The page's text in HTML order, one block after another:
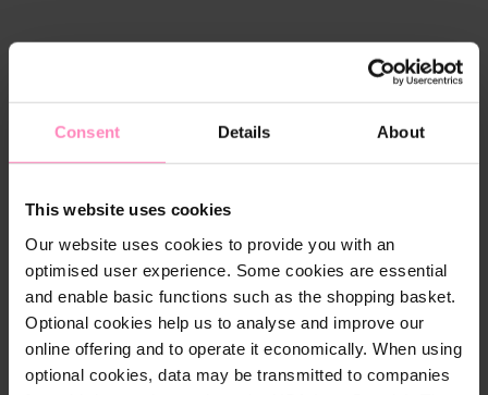
Consent Details About
This website uses cookies
Our website uses cookies to provide you with an
optimised user experience. Some cookies are essential
and enable basic functions such as the shopping basket.
Optional cookies help us to analyse and improve our
online offering and to operate it economically. When using
optional cookies, data may be transmitted to companies
Leírás
AzADA PURE HERBS haj- és testsampongyengéd,
számára a mindennapi ápolás során. Kíméletes
formulája alkalmasnormál, száraz és zsíros hajra
egyaránt, miközben segít megőrizni a haj és a bőr
természetes egyensúlyát.
A harmonizáló összetétel természetes,
gyógynövényes élményt nyújt: acitromfű, kakukkfű